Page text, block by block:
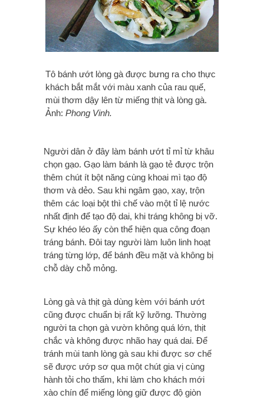
Tô bánh ướt lòng gà được bưng ra cho thực
khách bắt mắt với màu xanh của rau quế,
mùi thơm dậy lên từ miếng thịt và lòng gà.
Ảnh: Phong Vinh.
Người dân ở đây làm bánh ướt tỉ mỉ từ khâu
chọn gạo. Gạo làm bánh là gạo tẻ được trộn
thêm chút ít bột năng cùng khoai mì tạo độ
thơm và dẻo. Sau khi ngâm gạo, xay, trộn
thêm các loại bột thì chế vào một tỉ lệ nước
nhất định để tạo độ dai, khi tráng không bị vỡ.
Sự khéo léo ấy còn thể hiện qua công đoạn
tráng bánh. Đôi tay người làm luôn linh hoạt
tráng từng lớp, để bánh đều mặt và không bị
chỗ dày chỗ mỏng.
Lòng gà và thịt gà dùng kèm với bánh ướt
cũng được chuẩn bị rất kỹ lưỡng. Thường
người ta chọn gà vườn không quá lớn, thịt
chắc và không được nhão hay quá dai. Để
tránh mùi tanh lòng gà sau khi được sơ chế
sẽ được ướp sơ qua một chút gia vị cùng
hành tỏi cho thấm, khi làm cho khách mới
xào chín để miếng lòng giữ được độ giòn